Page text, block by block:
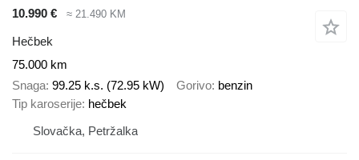
10.990 €
≈ 21.490 KM
Hečbek
75.000 km
Snaga 99.25 k.s. (72.95 kW) Gorivo benzin
Tip karoserije hečbek
Slovačka, Petržalka